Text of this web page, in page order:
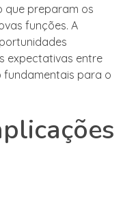
que preparam os
funções. A
expectativas entre
para o